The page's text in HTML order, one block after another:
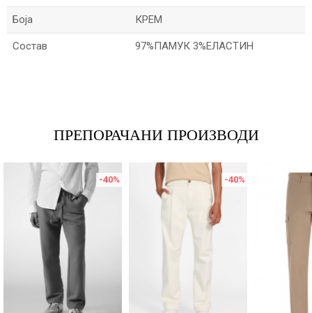
Боја КРЕМ
Состав 97%ПАМУК 3%ЕЛАСТИН
Порака
ПРЕПОРАЧАНИ ПРОИЗВОДИ
-40% -40%